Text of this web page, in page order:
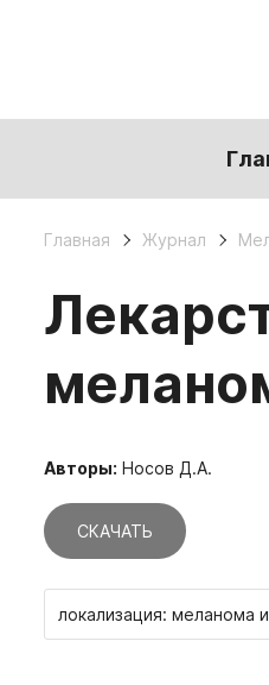
Главная Журнал
Авторы: Носов Д.А.
СКАЧАТЬ
локализация: меланома